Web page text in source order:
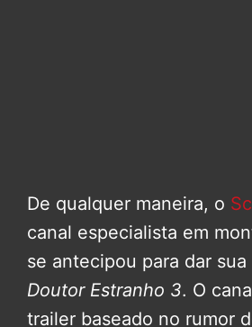
De qualquer maneira, o
canal especialista em
se antecipou para dar
Doutor Estranho 3. O
trailer baseado no rumor